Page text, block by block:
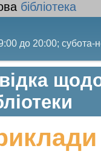
бібліотека
до 20:00; субота-
Останній четвер